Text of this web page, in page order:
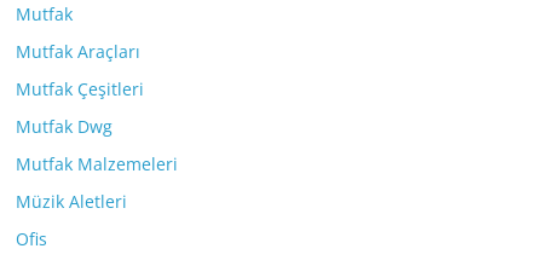
Mutfak
Mutfak Araçları
Mutfak Çeşitleri
Mutfak Dwg
Mutfak Malzemeleri
Müzik Aletleri
Ofis